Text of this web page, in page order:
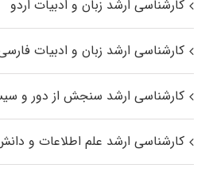
کارشناسی ارشد زبان و ادبیات اردو
کارشناسی ارشد زبان و ادبیات
کارشناسی ارشد سنجش از دور و
کارشناسی ارشد علم اطلاعات و